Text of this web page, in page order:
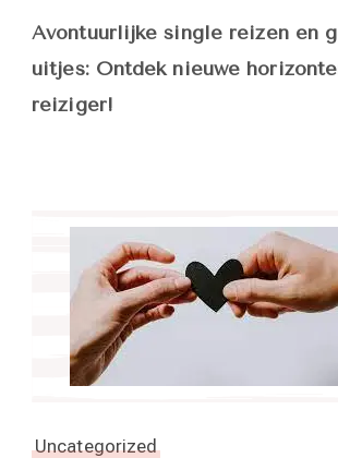
Avontuurlijke single reizen en
uitjes: Ontdek nieuwe
reiziger!
Uncategorized